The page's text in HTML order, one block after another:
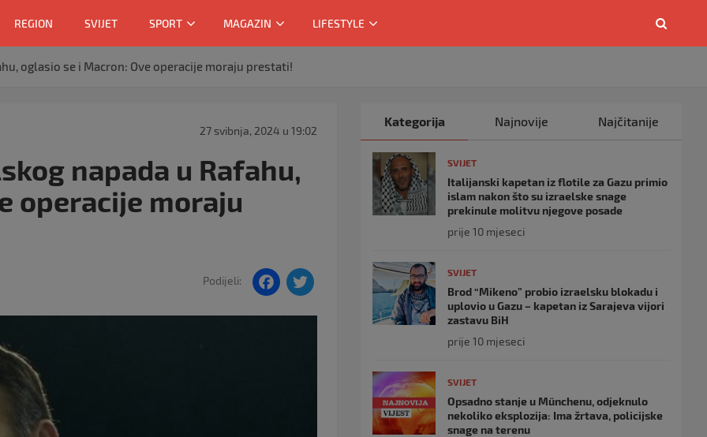
REGION SVIJET SPORT MAGAZIN LIFESTYLE
oglasio se i Macron: Ove operacije moraju prestati!
27 svibnja, 2024 u 19:02
napada u Rafahu,
operacije moraju
Podijeli:
F
Kategorija Najnovije Najčitanije
SVIJET
Italijanski kapetan iz flotile za Gazu primio
islam nakon što su izraelske snage
prekinule molitvu njegove posade
prije 10 mjeseci
SVIJET
Brod “Mikeno” probio izraelsku blokadu i
uplovio u Gazu – kapetan iz Sarajeva vijori
zastavu BiH
prije 10 mjeseci
SVIJET
Opsadno stanje u Münchenu, odjeknulo
nekoliko eksplozija: Ima žrtava, policijske
snage na terenu